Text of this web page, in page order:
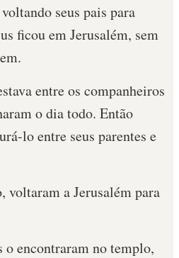
seus pais para
ficou em Jerusalém, sem
entre os companheiros
o dia todo. Então
lo entre seus parentes e
voltaram a Jerusalém para
o encontraram no templo,